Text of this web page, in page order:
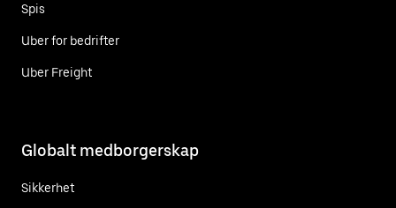
Spis
Uber for bedrifter
Uber Freight
Globalt medborgerskap
Sikkerhet